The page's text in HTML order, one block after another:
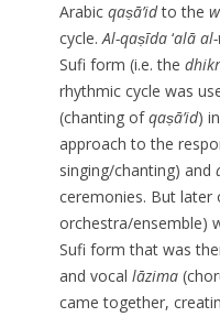
Arabic qaṣā’idto the
cycle.Al-qaṣīda ‘alā
Sufi form (i.e. the dhikr
rhythmic cycle was
(chanting ofqaṣā’id)
approach to the
singing/chanting) and
ceremonies. But later
orchestra/ensemble)
Sufi form that was
and vocal lāzima
came together,